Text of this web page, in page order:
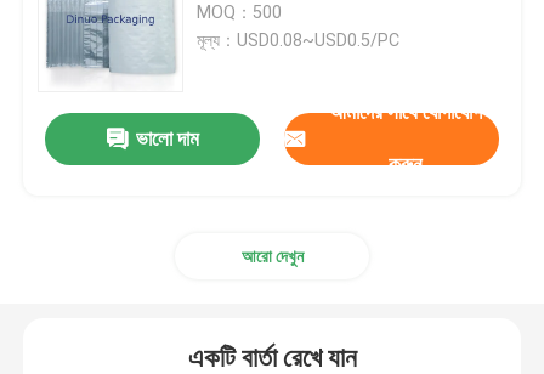
কাস্টমাইজড কাগজের ব্যাগ
কাগজ প্যাডেড মেলারগুলি
MOQ：500
মূল্য：USD0.08~USD0.5/PC
ভালো দাম
আমাদের সাথে যোগাযোগ
করুন
আরো দেখুন
একটি বার্তা রেখে যান